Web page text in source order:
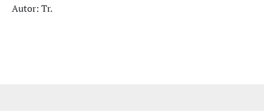
Autor: Tr.